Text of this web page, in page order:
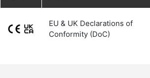
EU & UK Declarations of
Conformity (DoC)